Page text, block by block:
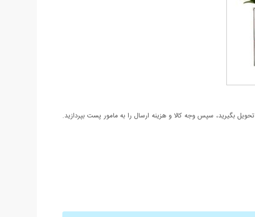
بگیرید، سپس وجه کالا و هزینه ارسال را به مامور پست بپردازید.